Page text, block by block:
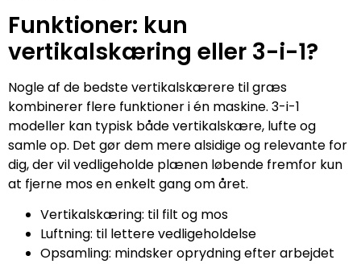
Funktioner: kun
vertikalskæring eller 3-i-1?
Nogle af de bedste vertikalskærere til græs
kombinerer flere funktioner i én maskine. 3-i-1
modeller kan typisk både vertikalskære, lufte og
samle op. Det gør dem mere alsidige og relevante for
dig, der vil vedligeholde plænen løbende fremfor kun
at fjerne mos en enkelt gang om året.
Vertikalskæring: til filt og mos
Luftning: til lettere vedligeholdelse
Opsamling: mindsker oprydning efter arbejdet